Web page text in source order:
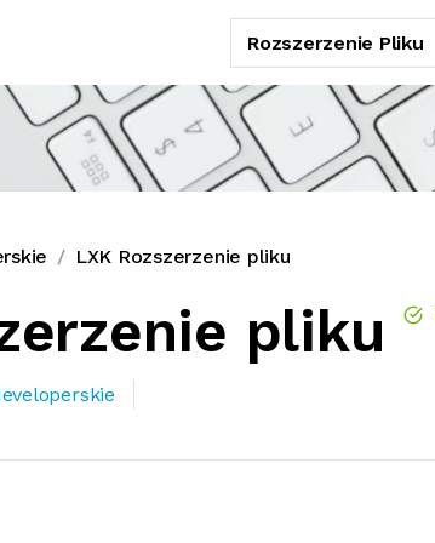
Rozszerzenie Pliku
LXK Rozszerzenie pliku
pliku